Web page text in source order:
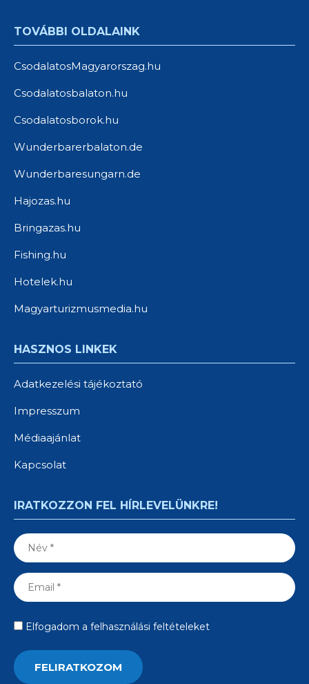
TOVÁBBI OLDALAINK
CsodalatosMagyarorszag.hu
Csodalatosbalaton.hu
Csodalatosborok.hu
Wunderbarerbalaton.de
Wunderbaresungarn.de
Hajozas.hu
Bringazas.hu
Fishing.hu
Hotelek.hu
Magyarturizmusmedia.hu
HASZNOS LINKEK
Adatkezelési tájékoztató
Impresszum
Médiaajánlat
Kapcsolat
IRATKOZZON FEL HÍRLEVELÜNKRE!
Elfogadom a felhasználási feltételeket